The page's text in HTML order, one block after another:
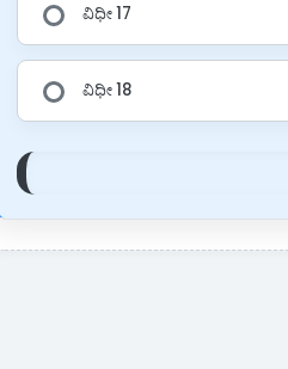
ವಿಧೀ 17
ವಿಧೀ 18